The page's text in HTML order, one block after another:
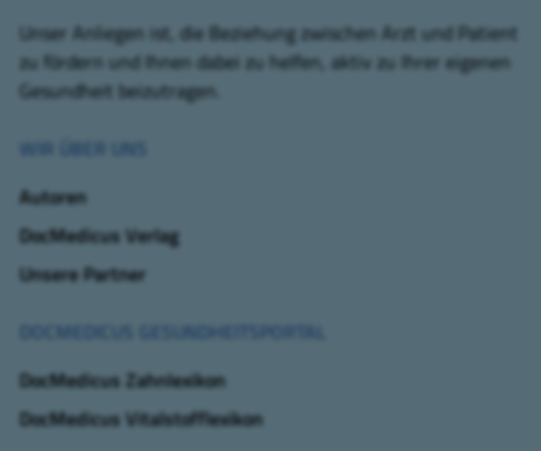
Unser Anliegen ist, die Beziehung zwischen Arzt und Patient
zu fördern und Ihnen dabei zu helfen, aktiv zu Ihrer eigenen
Gesundheit beizutragen.
WIR ÜBER UNS
Autoren
DocMedicus Verlag
Unsere Partner
DOCMEDICUS GESUNDHEITSPORTAL
DocMedicus Zahnlexikon
DocMedicus Vitalstofflexikon